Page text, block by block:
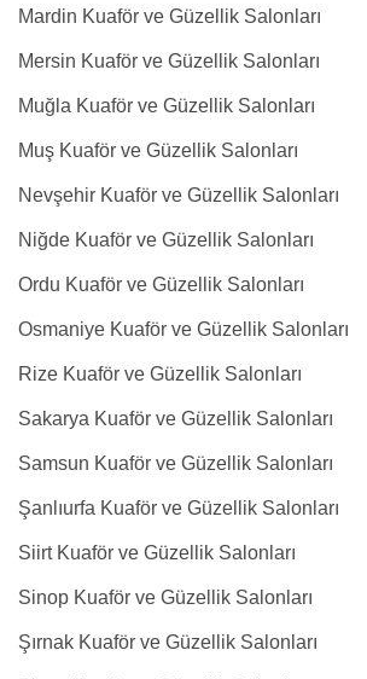
Mardin Kuaför ve Güzellik Salonları
Mersin Kuaför ve Güzellik Salonları
Muğla Kuaför ve Güzellik Salonları
Muş Kuaför ve Güzellik Salonları
Nevşehir Kuaför ve Güzellik Salonları
Niğde Kuaför ve Güzellik Salonları
Ordu Kuaför ve Güzellik Salonları
Osmaniye Kuaför ve Güzellik Salonları
Rize Kuaför ve Güzellik Salonları
Sakarya Kuaför ve Güzellik Salonları
Samsun Kuaför ve Güzellik Salonları
Şanlıurfa Kuaför ve Güzellik Salonları
Siirt Kuaför ve Güzellik Salonları
Sinop Kuaför ve Güzellik Salonları
Şırnak Kuaför ve Güzellik Salonları